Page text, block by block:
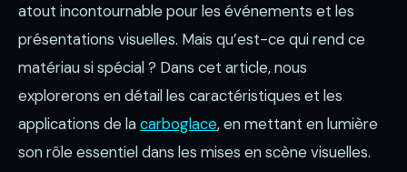
atout incontournable pour les événements et les
présentations visuelles. Mais qu’est-ce qui rend ce
matériau si spécial ? Dans cet article, nous
explorerons en détail les caractéristiques et les
applications de lacarboglace, en mettant en lumière
son rôle essentiel dans les mises en scène visuelles.